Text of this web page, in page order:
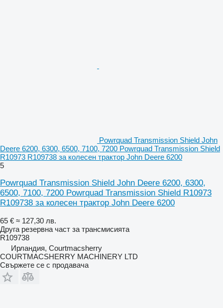
Powrquad Transmission Shield John
Deere 6200, 6300, 6500, 7100, 7200 Powrquad Transmission Shield
R10973 R109738 за колесен трактор John Deere 6200
5
Powrquad Transmission Shield John Deere 6200, 6300,
6500, 7100, 7200 Powrquad Transmission Shield R10973
R109738 за колесен трактор John Deere 6200
65 € ≈ 127,30 лв.
Друга резервна част за трансмисията
R109738
Ирландия, Courtmacsherry
COURTMACSHERRY MACHINERY LTD
Свържете се с продавача